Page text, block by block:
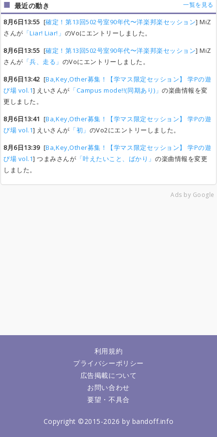
最近の動き 一覧を見る
8月6日13:55 [確定！第13回502号室90年代〜洋楽邦楽セッション] MiZ
さんが 「Liar! Liar!」 のVoにエントリーしました。
8月6日13:55 [確定！第13回502号室90年代〜洋楽邦楽セッション] MiZ
さんが 「兵、走る」 のVoにエントリーしました。
8月6日13:42 [Ba,Key,Other募集！【学マス限定セッション】 学Pの遊
び場 vol.1] えいさんが 「Campus mode!!(同期あり)」の楽曲情報を変
更しました。
8月6日13:41 [Ba,Key,Other募集！【学マス限定セッション】 学Pの遊
び場 vol.1] えいさんが 「初」 のVo2にエントリーしました。
8月6日13:39[Ba,Key,Other募集！【学マス限定セッション】 学Pの遊
び場 vol.1] つまみさんが 「叶えたいこと、ばかり」 の楽曲情報を変更
しました。
Ads by Google
利用規約
プライバシーポリシー
広告掲載について
お問い合わせ
要望・不具合
Copyright ©2015-2026 by bandoff.info